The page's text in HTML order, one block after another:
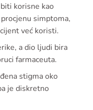
korisne kao
simptoma,
već koristi.
a dio ljudi bira
farmaceuta.
stigma oko
je diskretno